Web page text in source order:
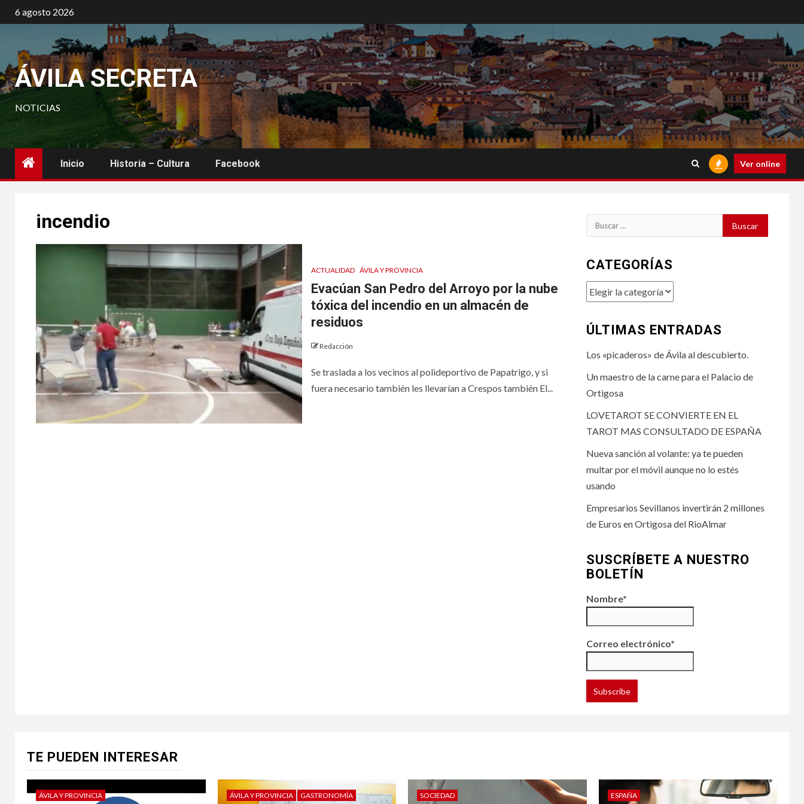
Saltar
al
6 agosto 2026
ÁVILA SECRETA
NOTICIAS
Inicio Historia – Cultura Facebook Ver online
incendio
ACTUALIDAD ÁVILA Y PROVINCIA
Evacúan San Pedro del Arroyo por la nube
tóxica del incendio en un almacén de
residuos
Redacción
Se traslada a los vecinos al polideportivo de Papatrigo, y si
fuera necesario también les llevarían a Crespos también El...
Buscar:
CATEGORÍAS
Categorías
ÚLTIMAS ENTRADAS
Los «picaderos» de Ávila al descubierto.
Un maestro de la carne para el Palacio de
Ortigosa
LOVETAROT SE CONVIERTE EN EL
TAROT MAS CONSULTADO DE ESPAÑA
Nueva sanción al volante: ya te pueden
multar por el móvil aunque no lo estés
usando
Empresarios Sevillanos invertirán 2 millones
de Euros en Ortigosa del RioAlmar
SUSCRÍBETE A NUESTRO
BOLETÍN
Nombre*
Correo electrónico*
TE PUEDEN INTERESAR
ÁVILA Y PROVINCIA ÁVILA Y PROVINCIA GASTRONOMÍA SOCIEDAD ESPAÑA